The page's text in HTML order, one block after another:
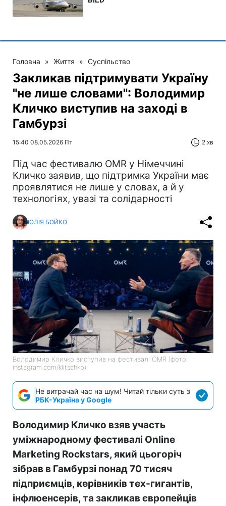
Головна » Життя » Суспільство
Закликав підтримувати Україну
"не лише словами": Володимир
Кличко виступив на заході в
Гамбурзі
15:40 08.05.2026 Пт 2 хв
Під час фестивалю OMR у Німеччині
Кличко заявив, що підтримка України має
проявлятися не лише у словах, а й у
технологіях, увазі та солідарності
ЮЛІЯ БОЙКО
Володимир Кличко виступив на фестивалі OMR (фото:
instagram.com/klitschko)
Не витрачай час на шум! Читай тільки суть з
РБК-Україна у Google
Володимир Кличко взяв участь
уміжнародному фестивалі Online
Marketing Rockstars, який цьогоріч
зібрав в Гамбурзі понад 70 тисяч
підприємців, керівників тех-гигантів,
інфлюенсерів, та закликав європейців